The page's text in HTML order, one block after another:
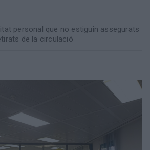
personal que no estiguin assegurats
de la circulació